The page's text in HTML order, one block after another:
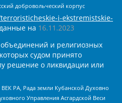
добровольческий корпус
i-ekstremistskie-
на 16.11.2023
и религиозных
судом принято
решение о ликвидации или
РА, Рада земли Кубанской Духовно
Управления Асгардской Веси